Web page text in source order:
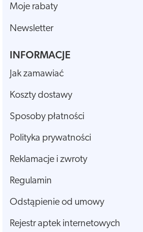
Moje rabaty
Newsletter
INFORMACJE
Jak zamawiać
Koszty dostawy
Sposoby płatności
Polityka prywatności
Reklamacje i zwroty
Regulamin
Odstąpienie od umowy
Rejestr aptek internetowych